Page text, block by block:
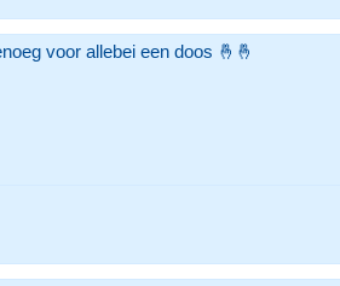
voor allebei een doos 🤞🤞